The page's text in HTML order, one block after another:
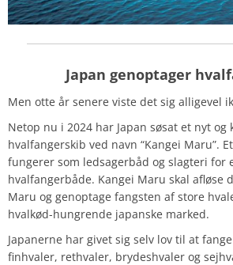
Japan genoptager
Men otte år senere viste det sig alligevel
Netop nu i 2024 har Japan søsat et nyt
hvalfangerskib ved navn “Kangei Maru”.
fungerer som ledsagerbåd og slagteri for
hvalfangerbåde. Kangei Maru skal afløse
Maru og genoptage fangsten af store
hvalkød-hungrende japanske marked.
Japanerne har givet sig selv lov til at
finhvaler, rethvaler, brydeshvaler og